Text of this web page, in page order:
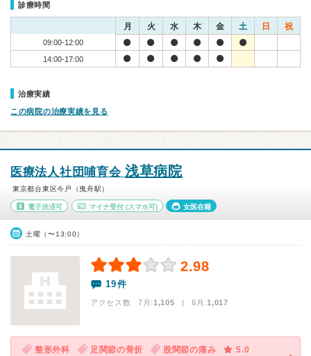
診療時間
月 火 水 木 金 土 日 祝
09:00-12:00
14:00-17:00
治療実績
この病院の治療実績を見る
医療法人社団哺育会 浅草病院
東京都台東区今戸（曳舟駅）
電子決済可 マイナ受付(スマホ可) 女医在籍
土曜（〜13:00）
2.98
19件
アクセス数 7月:1,105 | 6月:1,017
整形外科 足関節の骨折 股関節の痛み
5.0